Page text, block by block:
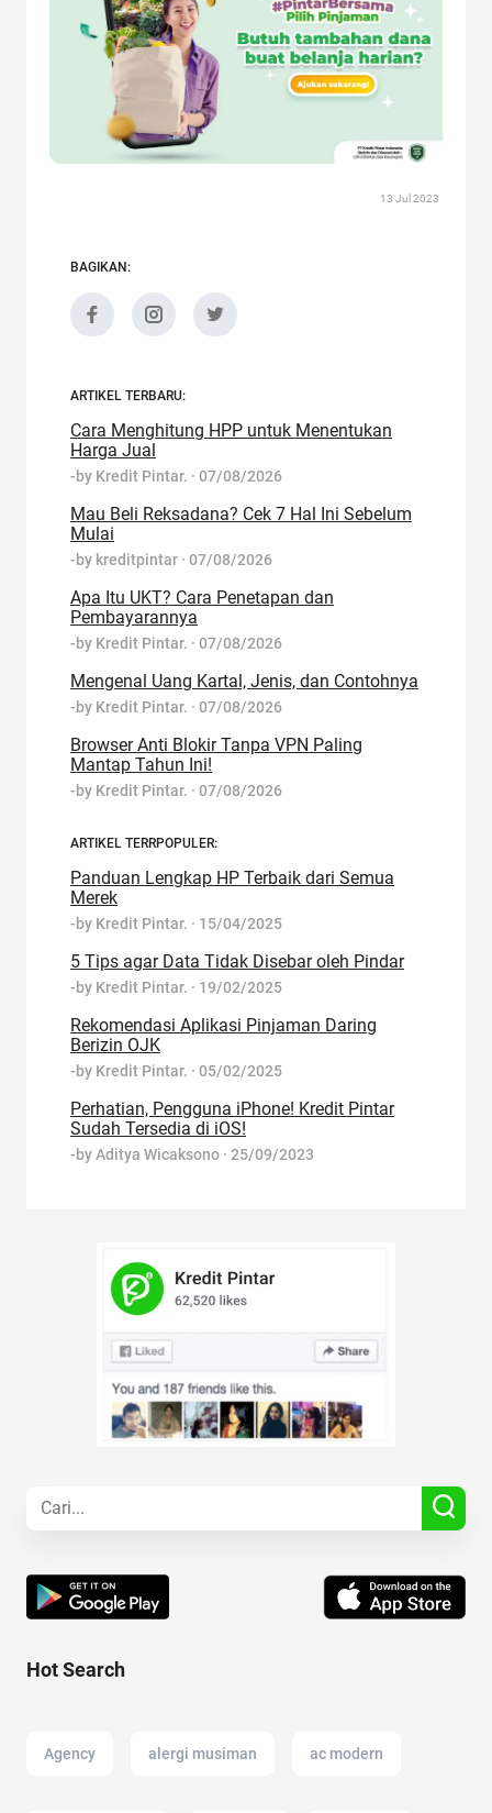
13 Jul 2023
BAGIKAN:
ARTIKEL TERBARU:
Cara Menghitung HPP untuk Menentukan
Harga Jual
-by Kredit Pintar. · 07/08/2026
Mau Beli Reksadana? Cek 7 Hal Ini Sebelum
Mulai
-by kreditpintar · 07/08/2026
Apa Itu UKT? Cara Penetapan dan
Pembayarannya
-by Kredit Pintar. · 07/08/2026
Mengenal Uang Kartal, Jenis, dan Contohnya
-by Kredit Pintar. · 07/08/2026
Browser Anti Blokir Tanpa VPN Paling
Mantap Tahun Ini!
-by Kredit Pintar. · 07/08/2026
ARTIKEL TERRPOPULER:
Panduan Lengkap HP Terbaik dari Semua
Merek
-by Kredit Pintar. · 15/04/2025
5 Tips agar Data Tidak Disebar oleh Pindar
-by Kredit Pintar. · 19/02/2025
Rekomendasi Aplikasi Pinjaman Daring
Berizin OJK
-by Kredit Pintar. · 05/02/2025
Perhatian, Pengguna iPhone! Kredit Pintar
Sudah Tersedia di iOS!
-byAditya Wicaksono · 25/09/2023
Hot Search
Agency alergi musiman ac modern